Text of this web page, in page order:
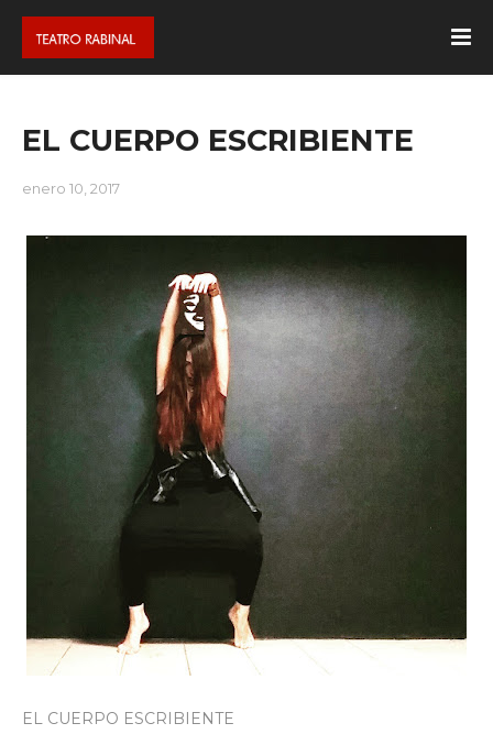
EL CUERPO ESCRIBIENTE
enero 10, 2017
EL CUERPO ESCRIBIENTE